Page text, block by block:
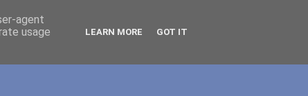
agent
usage
LEARN MORE GOT IT